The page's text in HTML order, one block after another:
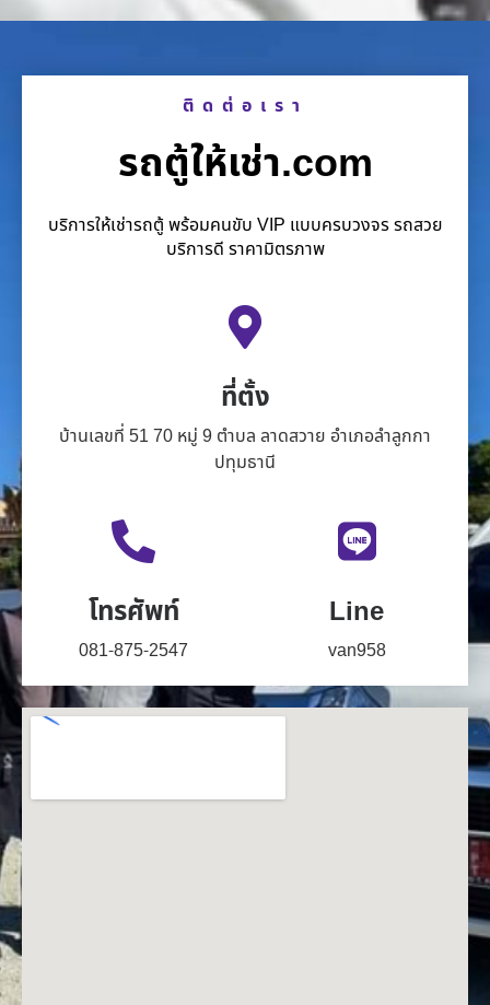
ติดต่อเรา
รถตู้ให้เช่า.com
บริการให้เช่ารถตู้ พร้อมคนขับ VIP แบบครบวงจร รถสวย
บริการดี ราคามิตรภาพ
ที่ตั้ง
บ้านเลขที่ 51 70 หมู่ 9 ตำบล ลาดสวาย อำเภอลำลูกกา
ปทุมธานี
โทรศัพท์
081-875-2547
Line
van958